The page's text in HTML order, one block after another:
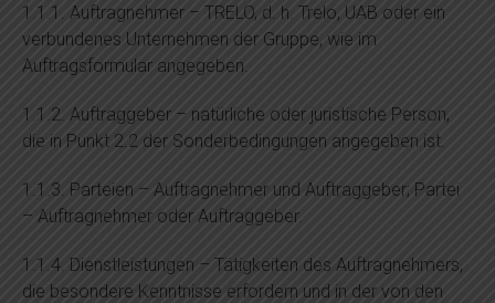
1.1.1. Auftragnehmer – TRELO, d. h. Trelo, UAB oder ein
verbundenes Unternehmen der Gruppe, wie im
Auftragsformular angegeben.
1.1.2. Auftraggeber – natürliche oder juristische Person,
die in Punkt 2.2 der Sonderbedingungen angegeben ist.
1.1.3. Parteien – Auftragnehmer und Auftraggeber; Partei
– Auftragnehmer oder Auftraggeber.
1.1.4. Dienstleistungen – Tätigkeiten des Auftragnehmers,
die besondere Kenntnisse erfordern und in der von den